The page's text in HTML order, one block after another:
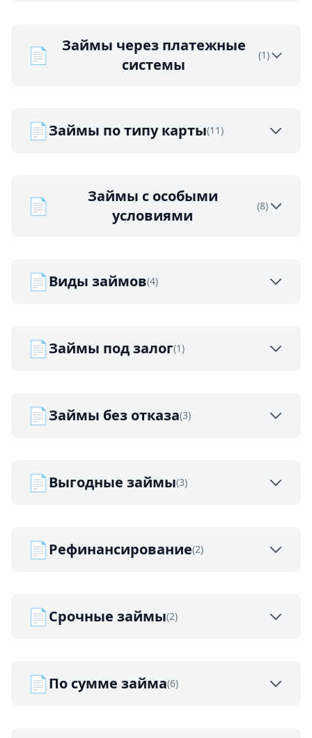
📄
Займы через платежные
системы
(1)
📄Займы по типу карты(11)
📄
Займы с особыми
условиями
(8)
📄Виды займов(4)
📄Займы под залог(1)
📄Займы без отказа(3)
📄Выгодные займы(3)
📄Рефинансирование(2)
📄Срочные займы(2)
📄По сумме займа(6)